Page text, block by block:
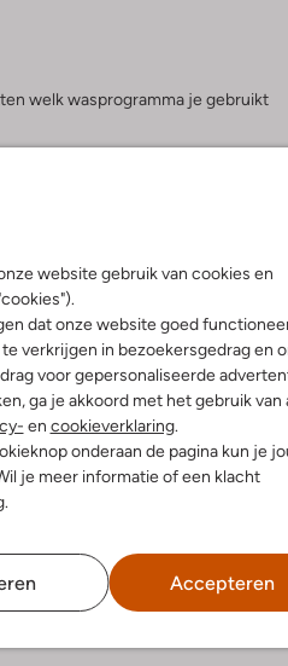
website gebruik van cookies en
dat onze website goed
verkrijgen in bezoekersgedrag en
voor gepersonaliseerde
ga je akkoord met het gebruik van
en cookieverklaring.
onderaan de pagina kun je
je meer informatie of een klacht
.
Accepteren
welk wasprogramma je gebruikt
schoenen en stop je schoenen in
een te hoge temperatuur, 30
hebben niet veel nodig in
Zet je wasmachine dus
ze niet op een warme verwarming
de stof van je sneakers en kan
jouw schoenen. De droger is dus